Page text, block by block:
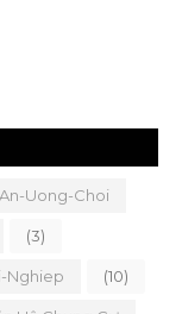
An-Uong-Choi
(3)
Nghiep (10)